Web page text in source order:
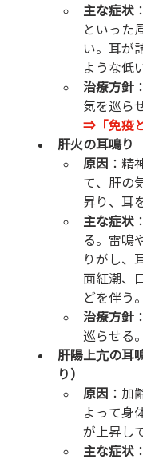
主な症状
といった
い。耳が
ような低
治療方針
気を巡ら
⇒「免疫
肝火の耳鳴り
原因 ：精
て、肝の
昇り、耳
主な症状
る。雷鳴
りがし、
面紅潮、
どを伴う。
治療方針
巡らせる。
肝陽上亢の耳
り）
原因 ：加
よって身
が上昇し
主な症状